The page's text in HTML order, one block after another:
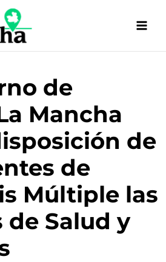
de
Mancha
de
de
Múltiple las
de Salud y